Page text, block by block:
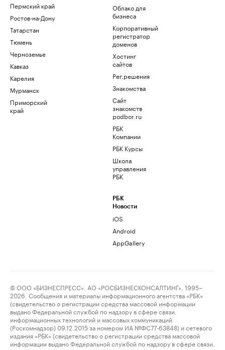
Пермский край
Ростов-на-Дону
Татарстан
Тюмень
Черноземье
Кавказ
Карелия
Мурманск
Приморский
край
Облако для
бизнеса
Корпоративный
регистратор
доменов
Хостинг
сайтов
Рег.решения
Знакомства
Сайт
знакомств
podbor.ru
РБК
Компании
РБК Курсы
Школа
управления
РБК
РБК
Новости
iOS
Android
AppGallery
© ООО «БИЗНЕСПРЕСС», АО «РОСБИЗНЕСКОНСАЛТИНГ», 1995–
2026. Сообщения и материалы информационного агентства «РБК»
(свидетельство о регистрации средства массовой информации
выдано Федеральной службой по надзору в сфере связи,
информационных технологий и массовых коммуникаций
(Роскомнадзор) 09.12.2015 за номером ИА №ФС77-63848) и сетевого
издания «РБК» (свидетельство о регистрации средства массовой
информации выдано Федеральной службой по надзору в сфере связи,